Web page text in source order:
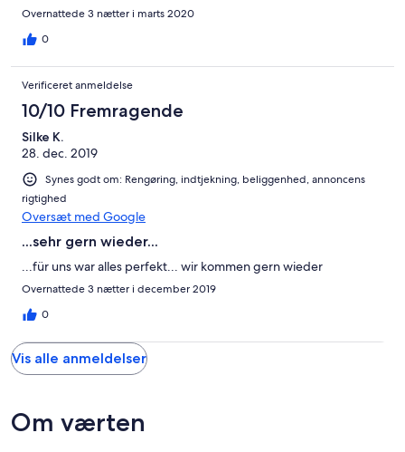
Overnattede 3 nætter i marts 2020
0
Verificeret anmeldelse
10/10 Fremragende
Silke K.
28. dec. 2019
Synes godt om: Rengøring, indtjekning, beliggenhed, annoncens
rigtighed
Oversæt med Google
...sehr gern wieder...
...für uns war alles perfekt... wir kommen gern wieder
Overnattede 3 nætter i december 2019
0
Vis alle anmeldelser
Om værten